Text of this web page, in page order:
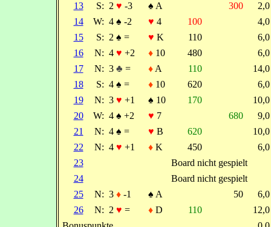
13
S: 2 ♥ -3 ♠ A 300
14
W: 4 ♠ -2 ♥ 4 100
15
S: 2 ♠ = ♥ K 110
16
N: 4 ♥ +2 ♦10 480
17
N: 3 ♣ = ♦A 110
18
S: 4 ♠ = ♦10 620
19
N: 3 ♥ +1 ♠ 10 170
20
W: 4 ♠ +2 ♥ 7 680
21
N: 4 ♠ = ♥ B 620
22
N: 4 ♥ +1 ♦K 450
23
Board nicht gespielt
24
Board nicht gespielt
25
N: 3 ♦-1 ♠ A 50
26
N: 2 ♥ = ♦D 110